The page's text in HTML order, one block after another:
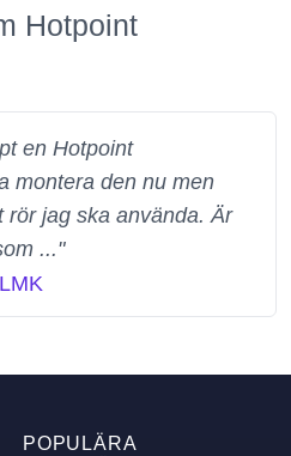
Hotpoint
en Hotpoint
montera den nu men
rör jag ska använda. Är
..."
POPULÄRA